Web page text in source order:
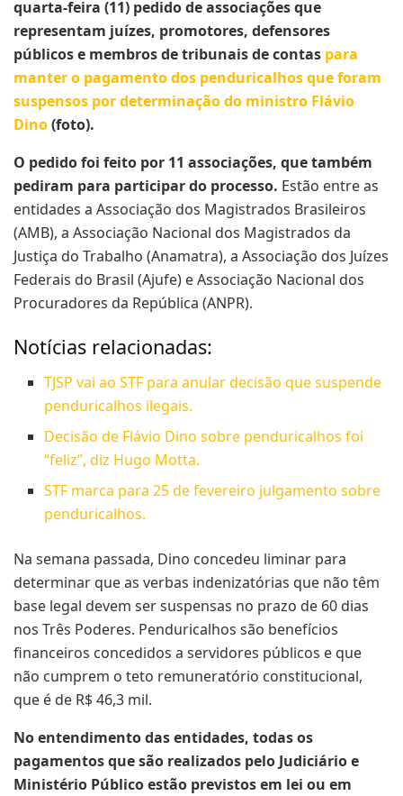
quarta-feira (11) pedido de associações que
representam juízes, promotores, defensores
públicos e membros de tribunais de contas para
manter o pagamento dos penduricalhos que foram
suspensos por determinação do ministro Flávio
Dino(foto).
O pedido foi feito por 11 associações, que também
pediram para participar do processo. Estão entre as
entidades a Associação dos Magistrados Brasileiros
(AMB), a Associação Nacional dos Magistrados da
Justiça do Trabalho (Anamatra), a Associação dos Juízes
Federais do Brasil (Ajufe) e Associação Nacional dos
Procuradores da República (ANPR).
Notícias relacionadas:
TJSP vai ao STF para anular decisão que suspende
penduricalhos ilegais.
Decisão de Flávio Dino sobre penduricalhos foi
“feliz”, diz Hugo Motta.
STF marca para 25 de fevereiro julgamento sobre
penduricalhos.
Na semana passada, Dino concedeu liminar para
determinar que as verbas indenizatórias que não têm
base legal devem ser suspensas no prazo de 60 dias
nos Três Poderes. Penduricalhos são benefícios
financeiros concedidos a servidores públicos e que
não cumprem o teto remuneratório constitucional,
que é de R$ 46,3 mil.
No entendimento das entidades, todas os
pagamentos que são realizados pelo Judiciário e
Ministério Público estão previstos em lei ou em